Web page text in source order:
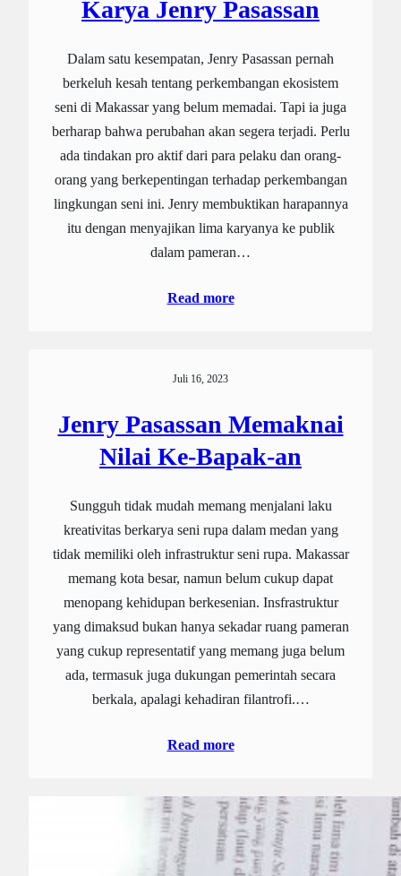
Karya Jenry Pasassan
Dalam satu kesempatan, Jenry Pasassan pernah
berkeluh kesah tentang perkembangan ekosistem
seni di Makassar yang belum memadai. Tapi ia juga
berharap bahwa perubahan akan segera terjadi. Perlu
ada tindakan pro aktif dari para pelaku dan orang-
orang yang berkepentingan terhadap perkembangan
lingkungan seni ini. Jenry membuktikan harapannya
itu dengan menyajikan lima karyanya ke publik
dalam pameran…
Read more
Juli 16, 2023
Jenry Pasassan Memaknai
Nilai Ke-Bapak-an
Sungguh tidak mudah memang menjalani laku
kreativitas berkarya seni rupa dalam medan yang
tidak memiliki oleh infrastruktur seni rupa. Makassar
memang kota besar, namun belum cukup dapat
menopang kehidupan berkesenian. Insfrastruktur
yang dimaksud bukan hanya sekadar ruang pameran
yang cukup representatif yang memang juga belum
ada, termasuk juga dukungan pemerintah secara
berkala, apalagi kehadiran filantrofi.…
Read more